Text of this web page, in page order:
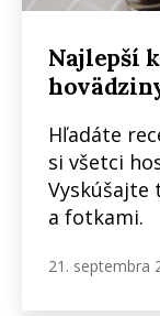
Najlepší
Hľadáte
si všetci
a fotkami.
21. septembra